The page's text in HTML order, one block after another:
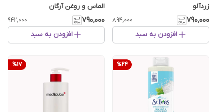
زردآلو
۷۹۰٬۰۰۰ ۸۹۴٬۰۰۰
افزودن به سبد
الماس و روغن آرگان
۷۹۰٬۰۰۰ ۹۴۲٬۰۰۰
افزودن به سبد
%24
%17